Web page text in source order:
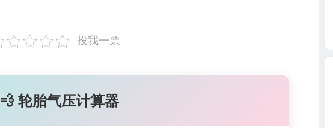
投我一票
💨 轮胎气压计算器